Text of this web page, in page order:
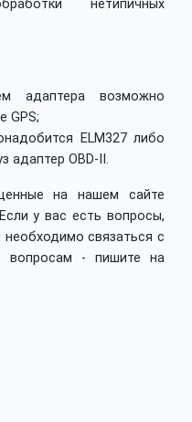
нетипичных
адаптера возможно
GPS;
ELM327 либо
адаптер OBD-II.
на нашем сайте
у вас есть вопросы,
связаться с
вопросам - пишите на